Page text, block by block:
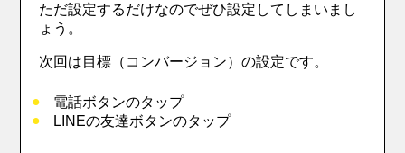
ただ設定するだけなのでぜひ設定してしまいまし
ょう。
次回は目標（コンバージョン）の設定です。
電話ボタンのタップ
LINEの友達ボタンのタップ